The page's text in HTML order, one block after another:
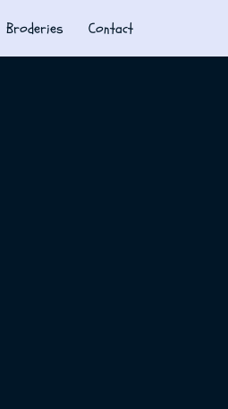
Broderies Contact